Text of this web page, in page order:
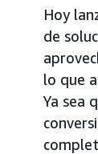
Hoy
de
lo que
Ya sea